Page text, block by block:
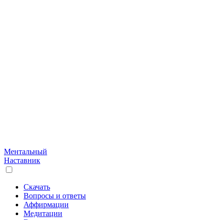
Ментальный
Наставник
Скачать
Вопросы и ответы
Аффирмации
Медитации